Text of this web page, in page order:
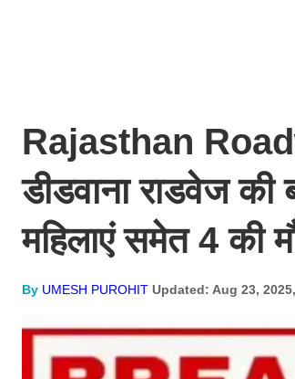
Rajasthan
डीडवाना राडवेज
महिलाएं समेत 4 की
By UMESH PUROHIT Updated: Aug 23,